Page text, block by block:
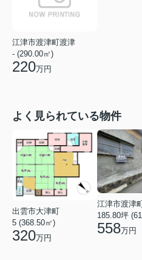
江津市渡津町渡津
- (290.00㎡)
220万円
よく見られている物件
出雲市大津町
5 (368.50㎡)
320万円
江津市渡津
185.80坪
558万円